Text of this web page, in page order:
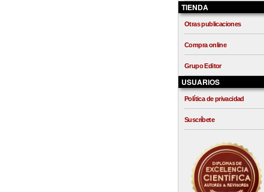
TIENDA
Otras publicaciones
Compra online
Grupo Editor
USUARIOS
Política de privacidad
Suscríbete